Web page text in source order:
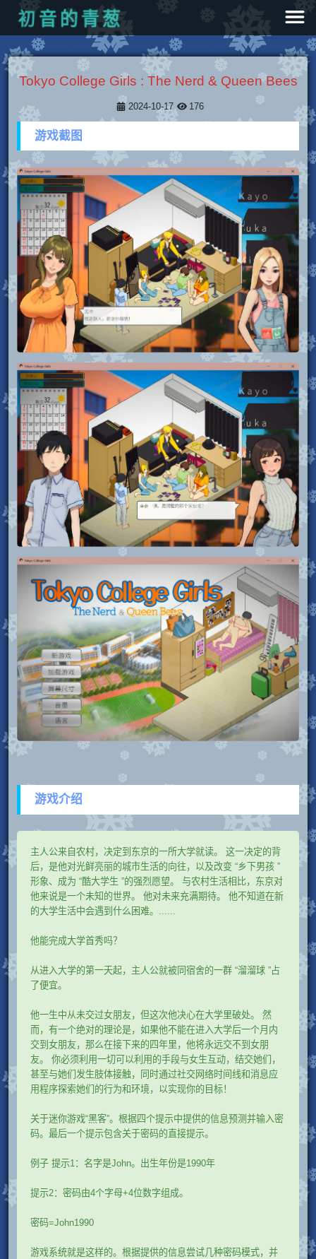
初 音 的 青 葱
Tokyo College Girls : The Nerd & Queen Bees
2024-10-17 176
游戏截图
游戏介绍
主人公来自农村，决定到东京的一所大学就读。 这一决定的背
后，是他对光鲜亮丽的城市生活的向往，以及改变 “乡下男孩 ”
形象、成为 “酷大学生 ”的强烈愿望。 与农村生活相比，东京对
他来说是一个未知的世界。 他对未来充满期待。 他不知道在新
的大学生活中会遇到什么困难。......
他能完成大学首秀吗？
从进入大学的第一天起，主人公就被同宿舍的一群 “溜溜球 ”占
了便宜。
他一生中从未交过女朋友，但这次他决心在大学里破处。 然
而，有一个绝对的理论是，如果他不能在进入大学后一个月内
交到女朋友，那么在接下来的四年里，他将永远交不到女朋
友。 你必须利用一切可以利用的手段与女生互动，结交她们，
甚至与她们发生肢体接触，同时通过社交网络时间线和消息应
用程序探索她们的行为和环境，以实现你的目标！
关于迷你游戏“黑客”。根据四个提示中提供的信息预测并输入密
码。最后一个提示包含关于密码的直接提示。
例子 提示1：名字是John。出生年份是1990年
提示2：密码由4个字母+4位数字组成。
密码=John1990
游戏系统就是这样的。根据提供的信息尝试几种密码模式，并